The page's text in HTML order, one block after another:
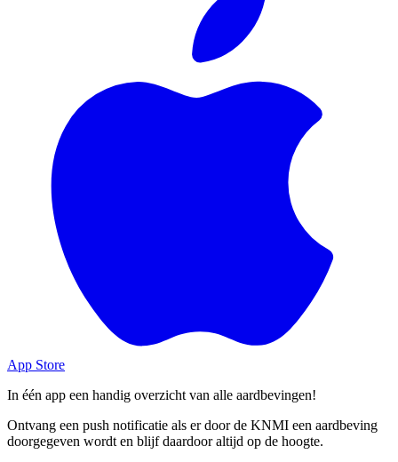
App Store
In één app een handig overzicht van alle aardbevingen!
Ontvang een push notificatie als er door de KNMI een aardbeving
doorgegeven wordt en blijf daardoor altijd op de hoogte.